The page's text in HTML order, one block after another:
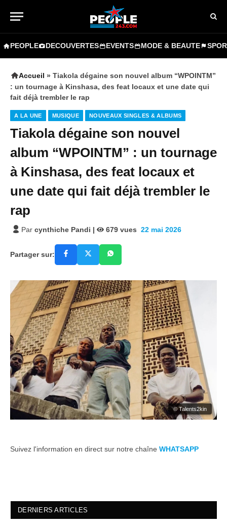
PEOPLE DECOUVERTES EVENTS MODE & BEAUTE
Accueil » Tiakola dégaine son nouvel album “WPOINTM”
: un tournage à Kinshasa, des feat locaux et une date qui
fait déjà trembler le rap
A LA UNE MUSIQUE NOUVEAUX SINGLES & ALBUMS
Tiakola dégaine son nouvel
album “WPOINTM” : un tournage
à Kinshasa, des feat locaux et
une date qui fait déjà trembler le
rap
Par cynthiche Pandi | 679 vues 22 mai 2026
Partager sur:
© Talents2kin
Suivez l'information en direct sur notre chaîne WHATSAPP
DERNIERS ARTICLES